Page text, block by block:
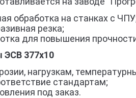
обработка на станках с
резка;
для повышения
377х10
нагрузкам,
стандартам;
под заказ.